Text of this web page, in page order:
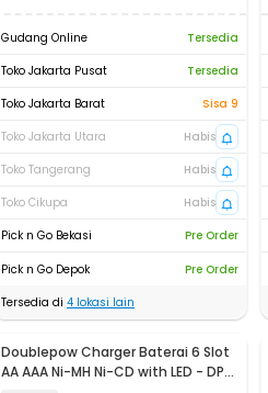
Gudang Online
Tersedia
Toko Jakarta Pusat
Tersedia
Toko Jakarta Barat
Sisa 9
Toko Jakarta Utara
Habis
Toko Tangerang
Habis
Toko Cikupa
Habis
Pick n Go Bekasi
Pre Order
Pick n Go Depok
Pre Order
Tersedia di 4 lokasi lain
Doublepow Charger Baterai 6 Slot
AA AAA Ni-MH Ni-CD with LED - DP-